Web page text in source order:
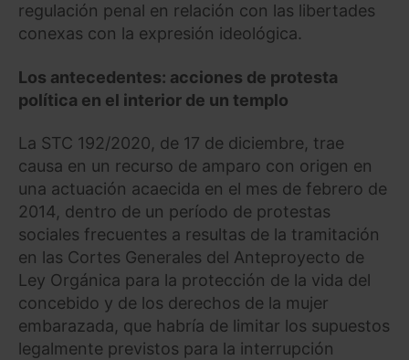
regulación penal en relación con las libertades
conexas con la expresión ideológica.
Los antecedentes: acciones de protesta
política en el interior de un templo
La STC 192/2020, de 17 de diciembre, trae
causa en un recurso de amparo con origen en
una actuación acaecida en el mes de febrero de
2014, dentro de un período de protestas
sociales frecuentes a resultas de la tramitación
en las Cortes Generales del Anteproyecto de
Ley Orgánica para la protección de la vida del
concebido y de los derechos de la mujer
embarazada, que habría de limitar los supuestos
legalmente previstos para la interrupción